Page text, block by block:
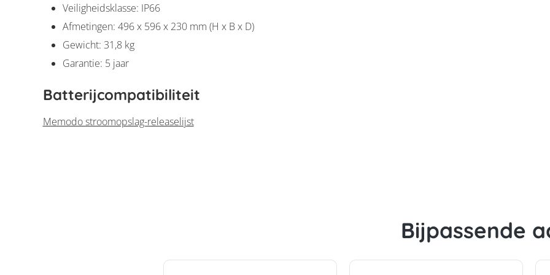
Veiligheidsklasse: IP66
Afmetingen: 496 x 596 x 230 mm (H x B x D)
Gewicht: 31,8 kg
Garantie: 5 jaar
Batterijcompatibiliteit
Memodo stroomopslag-releaselijst
Bijpassende